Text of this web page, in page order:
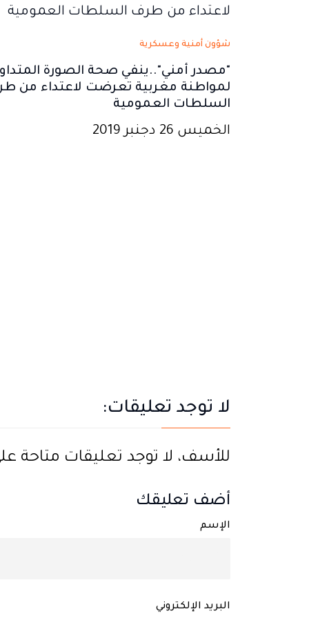
شؤون أمنية وعسكرية
"مصدر أمني"..ينفي صحة الصورة
لمواطنة مغربية تعرضت لاعتداء من
السلطات العمومية
الخميس 26 دجنبر 2019
لا توجد تعليقات:
للأسف، لا توجد تعليقات متاحة
أضف تعليقك
الإسم
البريد الإلكتروني